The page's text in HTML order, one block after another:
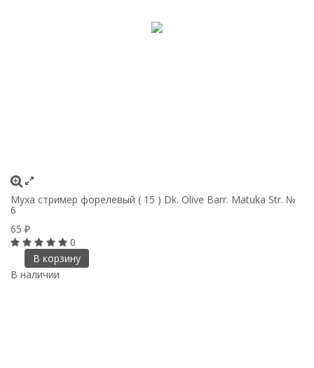
Муха стример форелевый ( 15 ) Dk. Olive Barr. Matuka Str. №
6
65 ₽
0
В корзину
В наличии